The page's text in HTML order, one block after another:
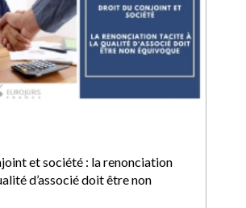
et société : la renonciation
d’associé doit être non